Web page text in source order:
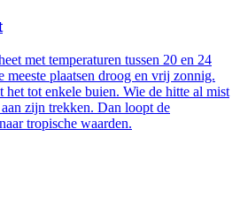
met temperaturen tussen 20 en 24
meeste plaatsen droog en vrij zonnig.
tot enkele buien. Wie de hitte al mist
zijn trekken. Dan loopt de
tropische waarden.